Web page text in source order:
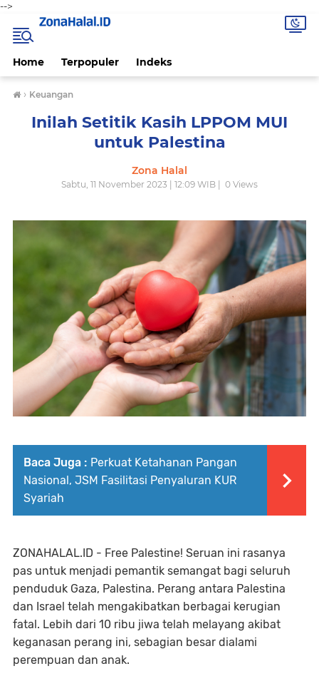
-->
Home Terpopuler Indeks
› Keuangan
Inilah Setitik Kasih LPPOM MUI
untuk Palestina
Zona Halal
Sabtu, 11 November 2023 | 12:09 WIB | 0 Views
Baca Juga : Perkuat Ketahanan Pangan
Nasional, JSM Fasilitasi Penyaluran KUR
Syariah
ZONAHALAL.ID - Free Palestine! Seruan ini rasanya
pas untuk menjadi pemantik semangat bagi seluruh
penduduk Gaza, Palestina. Perang antara Palestina
dan Israel telah mengakibatkan berbagai kerugian
fatal. Lebih dari 10 ribu jiwa telah melayang akibat
keganasan perang ini, sebagian besar dialami
perempuan dan anak.